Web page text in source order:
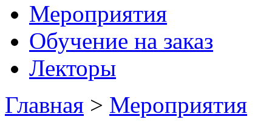
Мероприятия
Обучение на заказ
Лекторы
Главная > Мероприятия